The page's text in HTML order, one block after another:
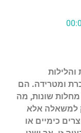
ומטרידה. הם
שונות, מה
למשאלה אלא
כימיים או